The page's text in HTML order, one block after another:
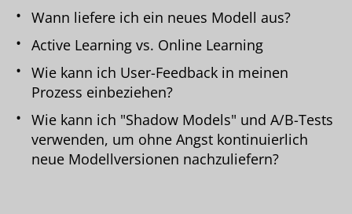
Wann liefere ich ein neues Modell aus?
Active Learning vs. Online Learning
Wie kann ich User-Feedback in meinen
Prozess einbeziehen?
Wie kann ich "Shadow Models" und A/B-Tests
verwenden, um ohne Angst kontinuierlich
neue Modellversionen nachzuliefern?